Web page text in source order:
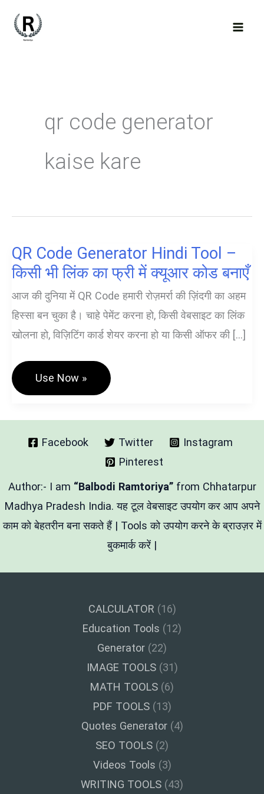
qr code generator
kaise kare
QR Code Generator Hindi Tool –
किसी भी लिंक का फ्री में क्यूआर कोड बनाएँ
आज की दुनिया में QR Code हमारी रोज़मर्रा की ज़िंदगी का अहम
हिस्सा बन चुका है। चाहे पेमेंट करना हो, किसी वेबसाइट का लिंक
खोलना हो, विज़िटिंग कार्ड शेयर करना हो या किसी ऑफर की […]
QR
Generator
Tool
किसी
भी
फ्री
में
क्यूआर
बनाएँ
Use Now »
Facebook Twitter
Instagram
Pinterest
Author:- I am “Balbodi Ramtoriya” from Chhatarpur
Madhya Pradesh India. यह टूल वेबसाइट उपयोग कर आप अपने
काम को बेहतरीन बना सकते हैं | Tools को उपयोग करने के ब्राउज़र में
बुकमार्क करें |
CALCULATOR (16)
Education Tools (12)
Generator (22)
IMAGE TOOLS(31)
MATH TOOLS (6)
PDF TOOLS(13)
Quotes Generator(4)
SEO TOOLS (2)
Videos Tools (3)
WRITING TOOLS (43)